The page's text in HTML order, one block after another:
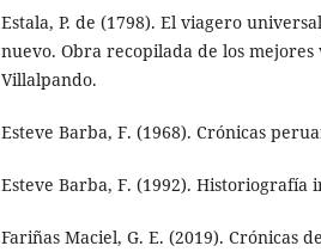
Estala, P. de (1798). El viagero
nuevo. Obra recopilada de los
Villalpando.
Esteve Barba, F. (1968). Crónicas
Esteve Barba, F. (1992). Historiografía
Fariñas Maciel, G. E. (2019). Crónicas